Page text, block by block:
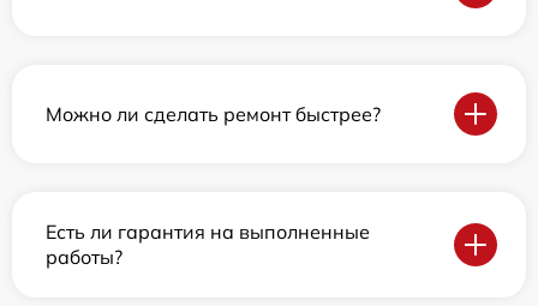
Можно ли сделать ремонт быстрее?
Есть ли гарантия на выполненные
работы?